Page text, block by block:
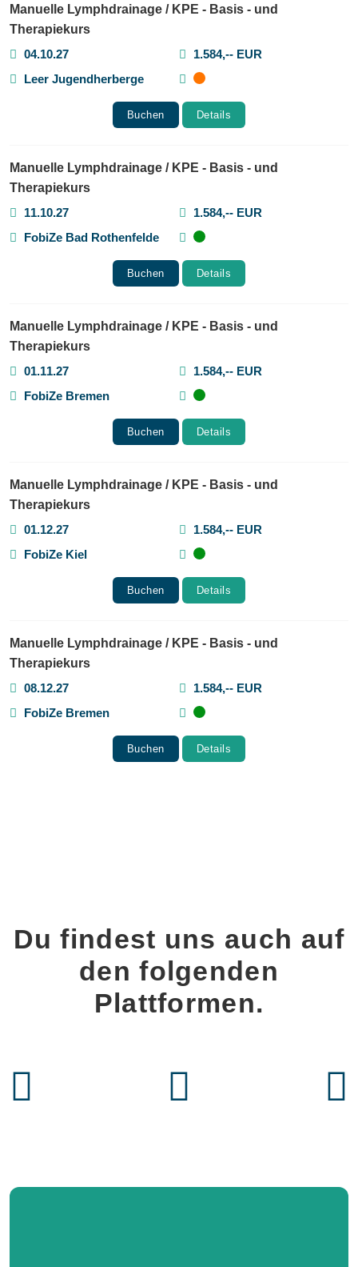
Manuelle Lymphdrainage / KPE - Basis - und
Therapiekurs
04.10.27
1.584,-- EUR
Leer Jugendherberge
Buchen Details
Manuelle Lymphdrainage / KPE - Basis - und
Therapiekurs
11.10.27
1.584,-- EUR
FobiZe Bad Rothenfelde
Buchen Details
Manuelle Lymphdrainage / KPE - Basis - und
Therapiekurs
01.11.27
1.584,-- EUR
FobiZe Bremen
Buchen Details
Manuelle Lymphdrainage / KPE - Basis - und
Therapiekurs
01.12.27
1.584,-- EUR
FobiZe Kiel
Buchen Details
Manuelle Lymphdrainage / KPE - Basis - und
Therapiekurs
08.12.27
1.584,-- EUR
FobiZe Bremen
Buchen Details
Du findest uns auch auf
den folgenden
Plattformen.